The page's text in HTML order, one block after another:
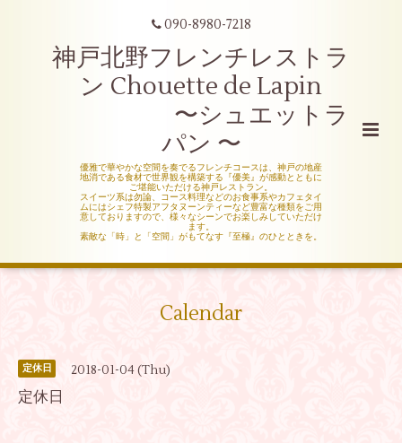
090-8980-7218
神戸北野フレンチレストラ
ン Chouette de Lapin
〜シュエットラ
パン 〜
優雅で華やかな空間を奏でるフレンチコースは、神戸の地産
地消である食材で世界観を構築する『優美』が感動とともに
ご堪能いただける神戸レストラン。
スイーツ系は勿論、コース料理などのお食事系やカフェタイ
ムにはシェフ特製アフタヌーンティーなど豊富な種類をご用
意しておりますので、様々なシーンでお楽しみしていただけ
ます。
素敵な「時」と「空間」がもてなす『至極』のひとときを。
Calendar
定休日 2018-01-04 (Thu)
定休日